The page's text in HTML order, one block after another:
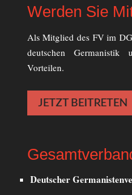
Werden Sie
Als Mitglied des FV im
deutschen
Vorteilen.
JETZT BEITRETEN
Deutscher